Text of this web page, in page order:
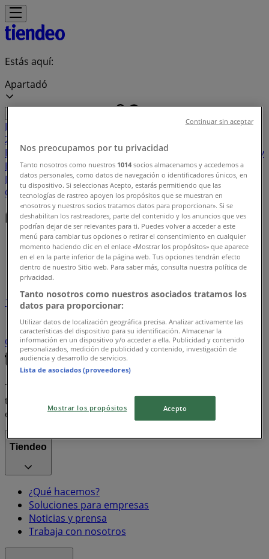
Estás aquí:
Apartadó
Destacados
Zapatos
ElectrónicaFarmacias, Droguerías y Ópticas
Perfumerías y
BellezaRestaurantesJuguetes y BebésDeporteCarros,
Motos y RepuestosFerreterías y ConstrucciónLibros y
CineViajesBancos y Seguros
Índice de ofertas en Apartadó
Tiendeo en Apartadó»
Índice de ofertas
1
Supermercados
arroz
Farmacias, Droguerías y
Ópticas
Ropa y Zapatos celulares televisores
Tiendeo forma parte de Shopfully, la empresa
tecnológica que está reinventando las compras locales
en todo el mundo.
Tiendeo
¿Qué hacemos?
Soluciones para empresas
Noticias y prensa
Trabaja con nosotros
Nos preocupamos por tu privacidad
Tanto nosotros como nuestros 1014 socios almacenamos y accedemos a
datos personales, como datos de navegación o identificadores únicos, en
tu dispositivo. Si seleccionas Acepto, estarás permitiendo que las
tecnologías de rastreo apoyen los propósitos que se muestran en
«nosotros y nuestros socios tratamos datos para proporcionar». Si se
deshabilitan los rastreadores, parte del contenido y los anuncios que ves
podrían dejar de ser relevantes para ti. Puedes volver a acceder a este
menú para cambiar tus opciones o retirar el consentimiento en cualquier
momento haciendo clic en el enlace «Mostrar los propósitos» que aparece
en el en la parte inferior de la página web. Tus opciones tendrán efecto
dentro de nuestro Sitio web. Para saber más, consulta nuestra política de
privacidad.
Tanto nosotros como nuestros asociados tratamos los
datos para proporcionar:
Utilizar datos de localización geográfica precisa. Analizar activamente las
características del dispositivo para su identificación. Almacenar la
información en un dispositivo y/o acceder a ella. Publicidad y contenido
personalizados, medición de publicidad y contenido, investigación de
audiencia y desarrollo de servicios.
Lista de asociados (proveedores)
Mostrar los propósitos Acepto
Continuar sin aceptar